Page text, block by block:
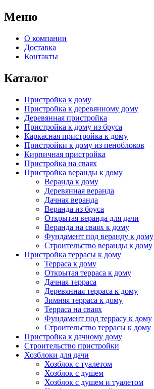
Меню
О компании
Доставка
Контакты
Каталог
Пристройка к дому
Пристройка к деревянному дому
Деревянная пристройка
Пристройка к дому из бруса
Каркасная пристройка к дому
Пристройки к дому из пеноблоков
Кирпичная пристройка
Пристройка на сваях
Пристройка веранды к дому
Веранда к дому
Деревянная веранда
Дачная веранда
Веранда из бруса
Открытая веранда для дачи
Веранда на сваях к дому
Фундамент под веранду к дому
Строительство веранды к дому
Пристройка террасы к дому
Терраса к дому
Открытая терраса к дому
Дачная терраса
Деревянная терраса к дому
Зимняя терраса к дому
Терраса на сваях
Фундамент под террасу к дому
Строительство террасы к дому
Пристройка к дачному дому
Строительство пристройки
Хозблоки для дачи
Хозблок с туалетом
Хозблок с душем
Хозблок с душем и туалетом